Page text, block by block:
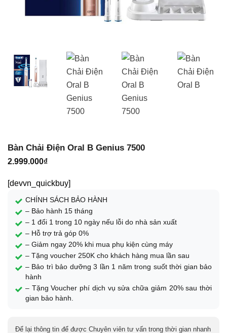
Bàn Chải Điện Oral B Genius 7500
2.999.000₫
[devvn_quickbuy]
CHÍNH SÁCH BẢO HÀNH
– Bảo hành 15 tháng
– 1 đổi 1 trong 10 ngày nếu lỗi do nhà sản xuất
– Hỗ trợ trả góp 0%
– Giảm ngay 20% khi mua phụ kiện cùng máy
– Tặng voucher 250K cho khách hàng mua lần sau
– Bảo trì bảo dưỡng 3 lần 1 năm trong suốt thời gian bảo
hành
– Tặng Voucher phí dịch vụ sửa chữa giảm 20% sau thời
gian bảo hành.
Để lại thông tin để được Chuyên viên tư vấn trong thời gian nhanh